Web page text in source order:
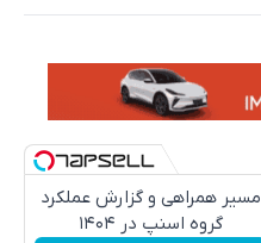
مسیر همراهی و گزارش عملکرد
گروه اسنپ در ۱۴۰۴